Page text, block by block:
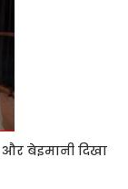
और बेइमानी दिखा